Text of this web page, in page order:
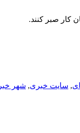
کار صبر کنند.
, سایت خبری, شهر خبر